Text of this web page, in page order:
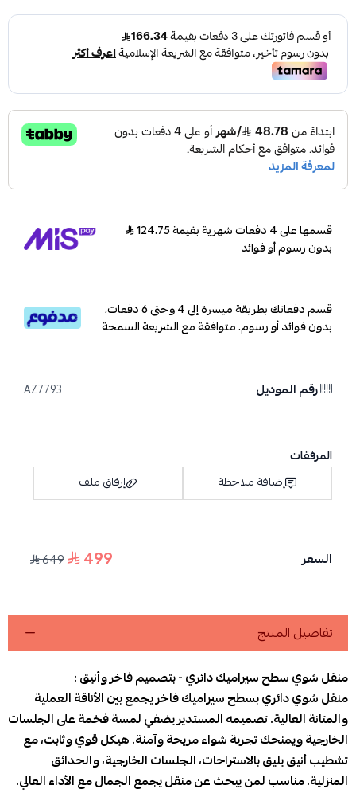
قسمها على 4 دفعات شهرية بقيمة 124.75
بدون رسوم أو فوائد
قسم دفعاتك بطريقة ميسرة إلى 4 وحتى 6 دفعات،
بدون فوائد أو رسوم. متوافقة مع الشريعة السمحة
رقم الموديل AZ7793
المرفقات
إضافة ملاحظة
إرفاق ملف
السعر 499
649
تفاصيل المنتج
منقل شوي سطح سيراميك دائري - بتصميم فاخر وأنيق :
منقل شوي دائري بسطح سيراميك فاخر يجمع بين الأناقة العملية
والمتانة العالية. تصميمه المستدير يضفي لمسة فخمة على الجلسات
الخارجية ويمنحك تجربة شواء مريحة وآمنة. هيكل قوي وثابت، مع
تشطيب أنيق يليق بالاستراحات، الجلسات الخارجية، والحدائق
المنزلية. مناسب لمن يبحث عن منقل يجمع الجمال مع الأداء العالي.